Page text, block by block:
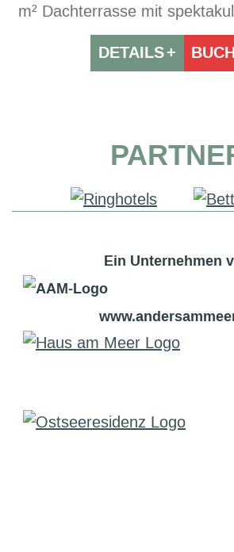
m² Dachterrasse mit
DETAILS
Ein Unternehmen